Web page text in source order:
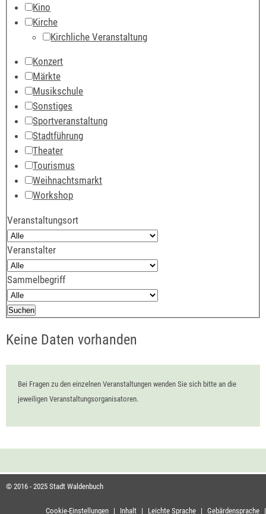
Kino
Kirche
Kirchliche Veranstaltung
Konzert
Märkte
Musikschule
Sonstiges
Sportveranstaltung
Stadtführung
Theater
Tourismus
Weihnachtsmarkt
Workshop
Veranstaltungsort
Veranstalter
Sammelbegriff
Keine Daten vorhanden
Bei Fragen zu den einzelnen Veranstaltungen wenden Sie sich bitte an die
jeweiligen Veranstaltungsorganisatoren.
© 2016 - 2025 Stadt Waldenbuch
Cookie-Einstellungen | Inhalt | Leichte Sprache | Gebärdensprache |